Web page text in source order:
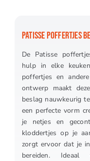
PATISSE POFFERTJES
De Patisse
hulp in elke
poffertjes en
ontwerp maakt
beslag nauwkeurig
een perfecte vorm
je netjes en
kloddertjes op je
zorgt ervoor dat je
bereiden.